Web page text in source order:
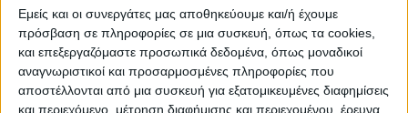
Εμείς και οι συνεργάτες μας αποθηκεύουμε και/ή έχουμε
πρόσβαση σε πληροφορίες σε μια συσκευή, όπως τα cookies,
και επεξεργαζόμαστε προσωπικά δεδομένα, όπως μοναδικοί
αναγνωριστικοί και προσαρμοσμένες πληροφορίες που
αποστέλλονται από μια συσκευή για εξατομικευμένες διαφημίσεις
και περιεχόμενο, μέτρηση διαφήμισης και περιεχομένου, έρευνα
παραβάσεις φτάνουν έως και τις 300.000
ευρώ, ενώ προβλέπονται και διοικητικά
μέτρα όπως απόσυρση προϊόντων από την
αγορά, αναστολή ή ακόμη και οριστική